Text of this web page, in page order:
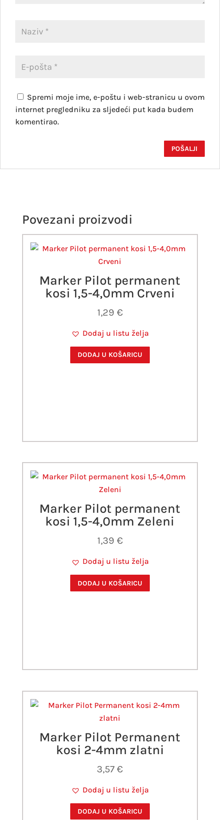
Spremi moje ime, e-poštu i web-stranicu u ovom
internet pregledniku za sljedeći put kada budem
komentirao.
Povezani proizvodi
Marker Pilot permanent
kosi 1,5-4,0mm Crveni
1,29 €
Dodaj u listu želja
DODAJ U KOŠARICU
Marker Pilot permanent
kosi 1,5-4,0mm Zeleni
1,39 €
Dodaj u listu želja
DODAJ U KOŠARICU
Marker Pilot Permanent
kosi 2-4mm zlatni
3,57€
Dodaj u listu želja
DODAJ U KOŠARICU